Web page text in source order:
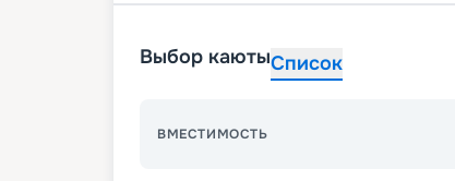
Выбор каютыСписок
ВМЕСТИМОСТЬ